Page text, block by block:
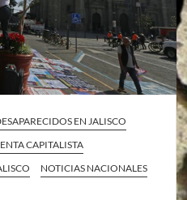
EN JALISCO
CAPITALISTA
NOTICIAS NACIONALES